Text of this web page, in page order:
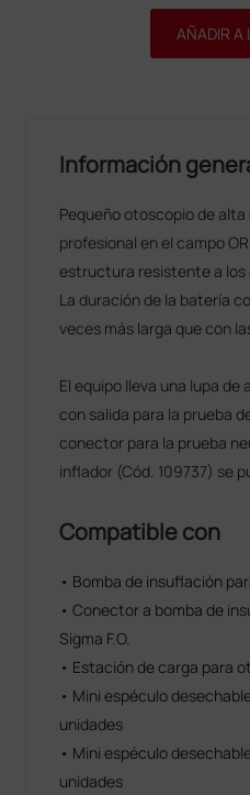
AÑADIR A
Información
Pequeño otoscopio de
profesional en el campo
estructura resistente a los
La duración de la batería
veces más larga que con
El equipo lleva una lupa de
con salida para la prueba
conector para la prueba
inflador (Cód. 109737) se
Compatible con
• Bomba de insuflación
• Conector a bomba de
Sigma F.O.
• Estación de carga para
• Mini espéculo
unidades
• Mini espéculo
unidades